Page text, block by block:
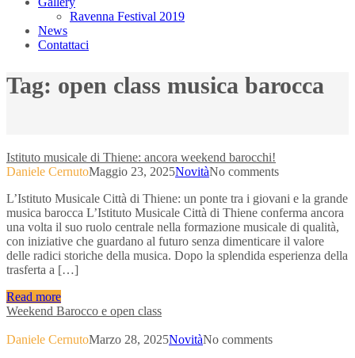
Ravenna Festival 2019
News
Contattaci
Tag: open class musica barocca
Istituto musicale di Thiene: ancora weekend barocchi!
Daniele CernutoMaggio 23, 2025NovitàNo comments
L’Istituto Musicale Città di Thiene: un ponte tra i giovani e la grande
musica barocca L’Istituto Musicale Città di Thiene conferma ancora
una volta il suo ruolo centrale nella formazione musicale di qualità,
con iniziative che guardano al futuro senza dimenticare il valore
delle radici storiche della musica. Dopo la splendida esperienza della
trasferta a […]
Read more
Weekend Barocco e open class
Daniele CernutoMarzo 28, 2025NovitàNo comments